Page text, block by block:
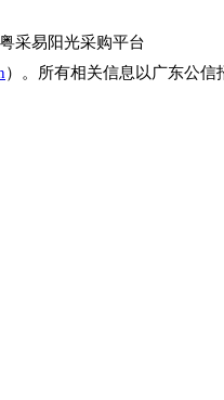
采易阳光采购平台
）。所有相关信息以广东公信